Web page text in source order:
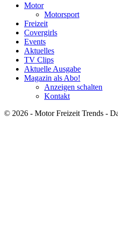
Motor
Motorsport
Freizeit
Covergirls
Events
Aktuelles
TV Clips
Aktuelle Ausgabe
Magazin als Abo!
Anzeigen schalten
Kontakt
© 2026 - Motor Freizeit Trends -